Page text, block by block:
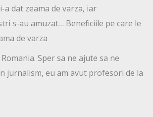
a dat zeama de varza, iar
s-au amuzat… Beneficiile pe care le
de varza
Sper sa ne ajute sa ne
jurnalism, eu am avut profesori de la